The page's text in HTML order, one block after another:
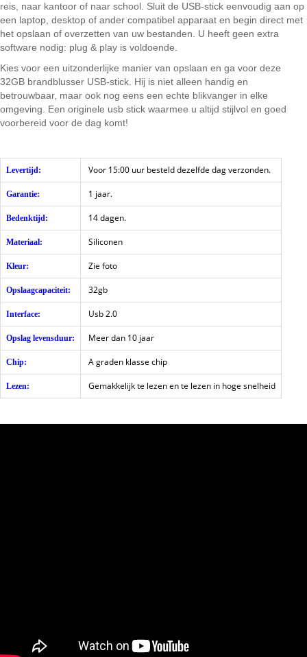
reis, naar kantoor of naar school. Sluit de USB-stick eenvoudig aan op
een laptop, desktop of ander compatibel apparaat en begin direct met
het opslaan of overzetten van uw bestanden. U heeft geen extra
software nodig: plug & play is voldoende.
Kies voor een uitzonderlijke manier van opslaan en ga voor deze
32GB brandblusser USB-stick. Hij is niet alleen handig en
betrouwbaar, maar ook nog eens een echte blikvanger in elke
omgeving. Een originele usb stick waarmee u altijd stijlvol en goed
voorbereid voor de dag komt!
Levertijd: Voor 15:00 uur besteld dezelfde dag verzonden.
Garantie: 1 jaar.
Bedenktijd: 14 dagen.
Materiaal: Siliconen
Kleur: Zie foto
Opslaagcapaciteit: 32gb
Interface: Usb 2.0
Opslag levensduur: Meer dan 10 jaar
Chip: A graden klasse chip
Lezen: Gemakkelijk te lezen en te lezen in hoge snelheid